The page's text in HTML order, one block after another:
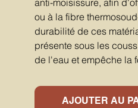
anti-moisissure, afin
ou à la fibre
durabilité de ces
présente sous les
de l'eau et empêche la
AJOUTER AU